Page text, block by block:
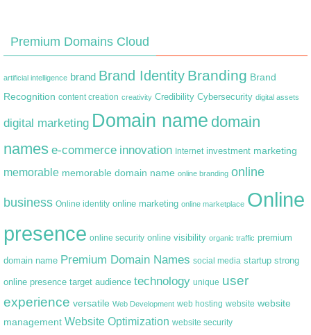
Premium Domains Cloud
artificial intelligence brand Brand Identity Branding Brand
Recognition content creation creativity Credibility Cybersecurity digital assets
digital marketing Domain name domain
names e-commerce innovation Internet investment marketing
memorable memorable domain name online branding online
business Online identity online marketing online marketplace Online
presence online security online visibility organic traffic premium
domain name Premium Domain Names social media startup strong
online presence target audience technology unique user
experience versatile Web Development web hosting website website
management Website Optimization website security